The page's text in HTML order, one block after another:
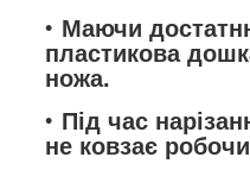
Маючи
пластикова
ножа.
Під час
не ковзає